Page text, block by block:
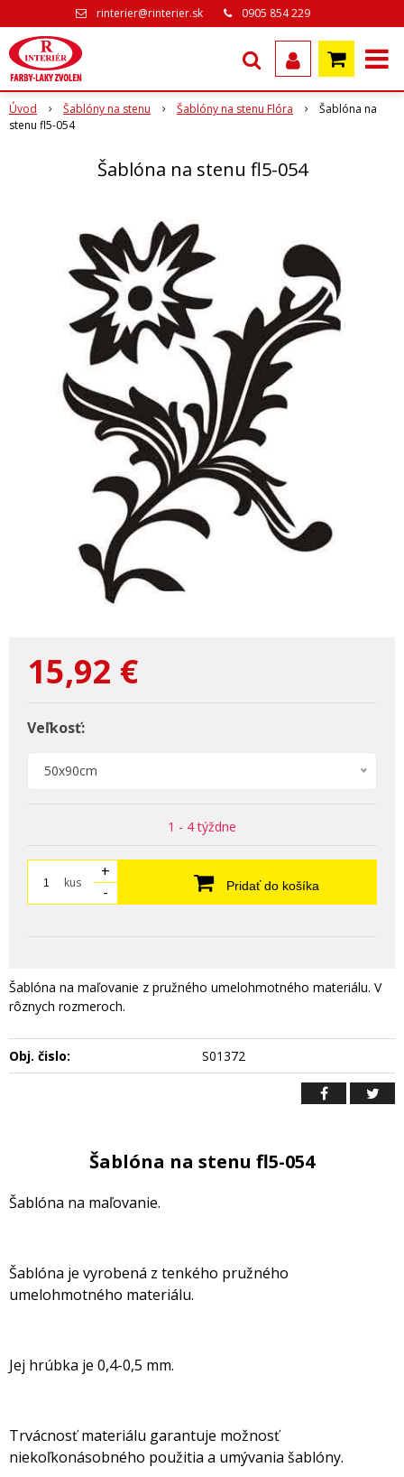
rinterier@rinterier.sk 0905 854 229
Úvod Šablóny na stenu Šablóny na stenu Flóra
Šablóna na
stenu fl5-054
Šablóna na stenu fl5-054
15,92 €
Veľkosť:
50x90cm
1 - 4 týždne
kus
+
-
Pridať do košíka
Šablóna na maľovanie z pružného umelohmotného materiálu. V
rôznych rozmeroch.
Obj. čislo: S01372
Šablóna na stenu fl5-054
Šablóna na maľovanie.
Šablóna je vyrobená z tenkého pružného
umelohmotného materiálu.
Jej hrúbka je 0,4-0,5 mm.
Trvácnosť materiálu garantuje možnosť
niekoľkonásobného použitia a umývania šablóny.